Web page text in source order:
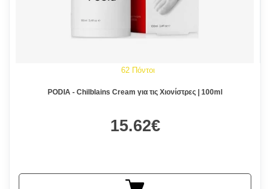
62 Πόντοι
PODIA - Chilblains Cream για τις Χιονίστρες | 100ml
15.62€